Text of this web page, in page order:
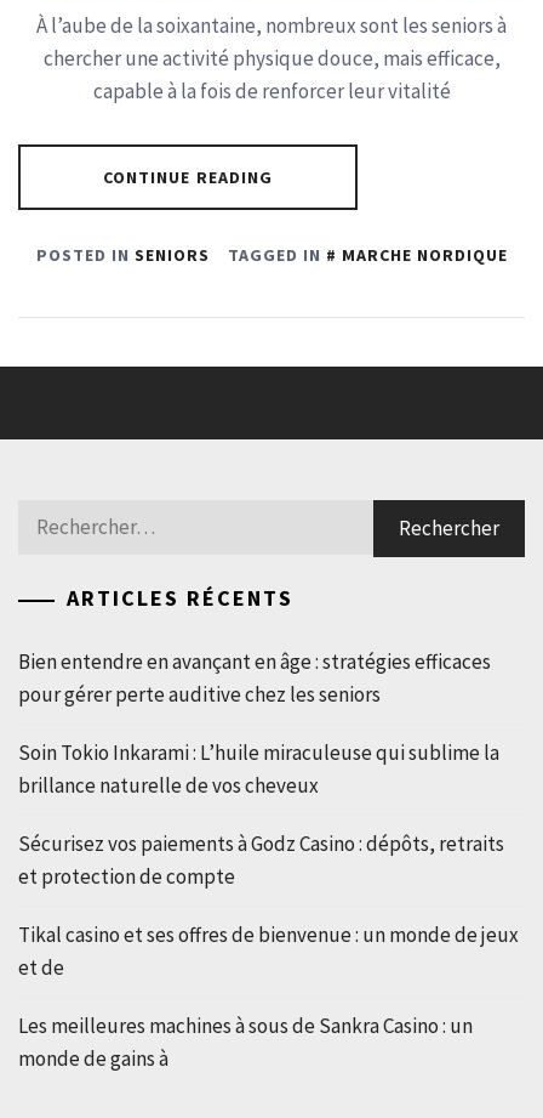
À l’aube de la soixantaine, nombreux sont les seniors à
chercher une activité physique douce, mais efficace,
capable à la fois de renforcer leur vitalité
CONTINUE READING
POSTED IN SENIORS TAGGED IN MARCHE NORDIQUE
Rechercher :
ARTICLES RÉCENTS
Bien entendre en avançant en âge : stratégies efficaces
pour gérer perte auditive chez les seniors
Soin Tokio Inkarami : L’huile miraculeuse qui sublime la
brillance naturelle de vos cheveux
Sécurisez vos paiements à Godz Casino : dépôts, retraits
et protection de compte
Tikal casino et ses offres de bienvenue : un monde de jeux
et de
Les meilleures machines à sous de Sankra Casino : un
monde de gains à